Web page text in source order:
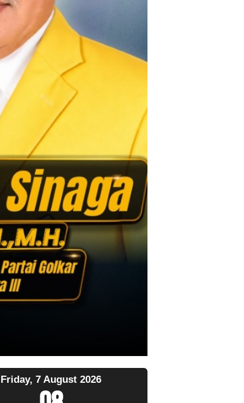
Friday, 7 August 2026